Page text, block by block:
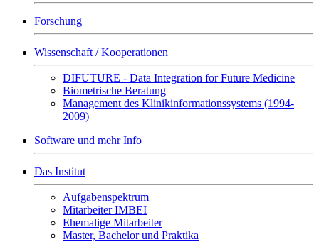
Forschung
Wissenschaft / Kooperationen
DIFUTURE - Data Integration for Future Medicine
Biometrische Beratung
Management des Klinikinformationssystems (1994-
2009)
Software und mehr Info
Das Institut
Aufgabenspektrum
Mitarbeiter IMBEI
Ehemalige Mitarbeiter
Master, Bachelor und Praktika